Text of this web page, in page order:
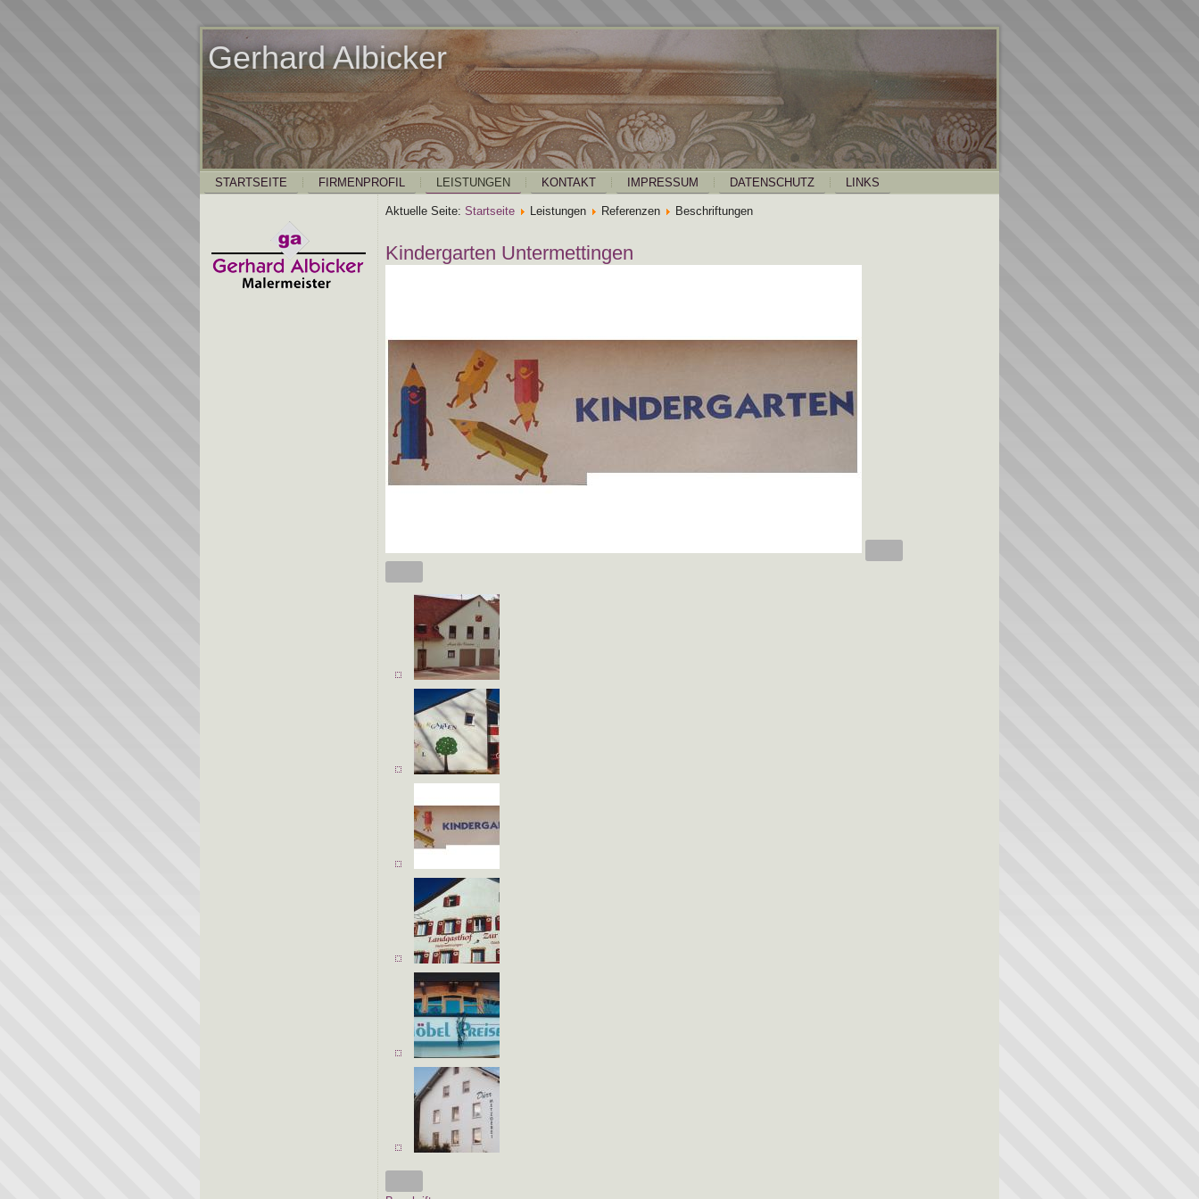
Gerhard Albicker
STARTSEITE FIRMENPROFIL LEISTUNGEN KONTAKT IMPRESSUM DATENSCHUTZ LINKS
Aktuelle Seite: Startseite Leistungen Referenzen Beschriftungen
Kindergarten Untermettingen